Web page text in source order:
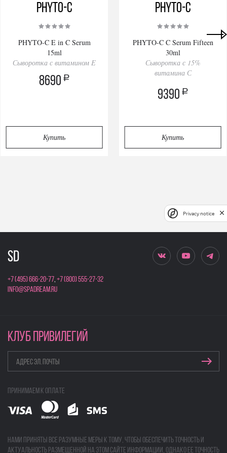
PHYTO-C
PHYTO-C E in C Serum
15ml
Сыворотка с витамином E
8690 a
Купить
PHYTO-C
PHYTO-C C Serum Fifteen
30ml
Сыворотка с 15%
витамина С
9390 a
Купить
+7 (495) 666-20-77,+7 (800) 555-27-32
info@spadream.ru
КЛУБ ПРИВИЛЕГИЙ
Принимаем к оплате
Нами приняты все разумные меры к тому, чтобы обеспечить точность и
актуальность размещенной на этом сайте информации, однако ее точность
Privacy notice